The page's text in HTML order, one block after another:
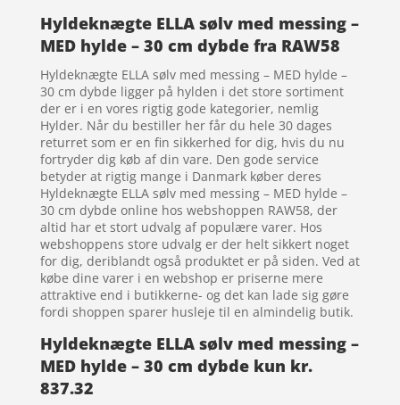
Hyldeknægte ELLA sølv med messing –
MED hylde – 30 cm dybde fra RAW58
Hyldeknægte ELLA sølv med messing – MED hylde –
30 cm dybde ligger på hylden i det store sortiment
der er i en vores rigtig gode kategorier, nemlig
Hylder. Når du bestiller her får du hele 30 dages
returret som er en fin sikkerhed for dig, hvis du nu
fortryder dig køb af din vare. Den gode service
betyder at rigtig mange i Danmark køber deres
Hyldeknægte ELLA sølv med messing – MED hylde –
30 cm dybde online hos webshoppen RAW58, der
altid har et stort udvalg af populære varer. Hos
webshoppens store udvalg er der helt sikkert noget
for dig, deriblandt også produktet er på siden. Ved at
købe dine varer i en webshop er priserne mere
attraktive end i butikkerne- og det kan lade sig gøre
fordi shoppen sparer husleje til en almindelig butik.
Hyldeknægte ELLA sølv med messing –
MED hylde – 30 cm dybde kun kr.
837.32